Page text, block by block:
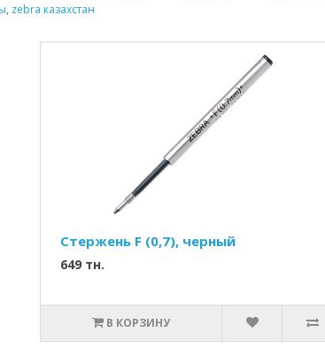
, zebra казахстан
Стержень F (0,7), черный
649 тн.
В КОРЗИНУ